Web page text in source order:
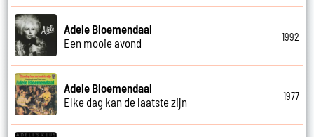
Adele Bloemendaal
Een mooie avond
1992
Adele Bloemendaal
Elke dag kan de laatste zijn
1977